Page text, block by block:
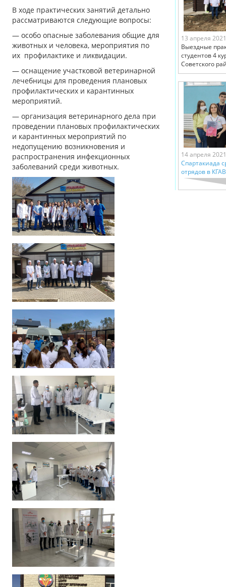
В ходе практических занятий детально
рассматриваются следующие вопросы:
— особо опасные заболевания общие для
животных и человека, мероприятия по
их профилактике и ликвидации.
— оснащение участковой ветеринарной
лечебницы для проведения плановых
профилактических и карантинных
мероприятий.
— организация ветеринарного дела при
проведении плановых профилактических
и карантинных мероприятий по
недопущению возникновения и
распространения инфекционных
заболеваний среди животных.
13 апреля 2021
Выездные
студентов 4
Советского
14 апреля 2021
Спартакиада
отрядов в